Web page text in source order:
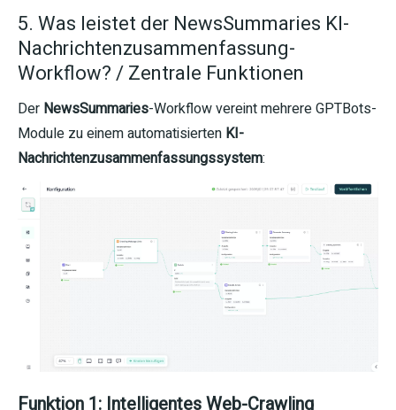
5. Was leistet der NewsSummaries KI-
Nachrichtenzusammenfassung-
Workflow? / Zentrale Funktionen
Der NewsSummaries-Workflow vereint mehrere GPTBots-
Module zu einem automatisierten KI-
Nachrichtenzusammenfassungssystem:
Funktion 1: Intelligentes Web-Crawling